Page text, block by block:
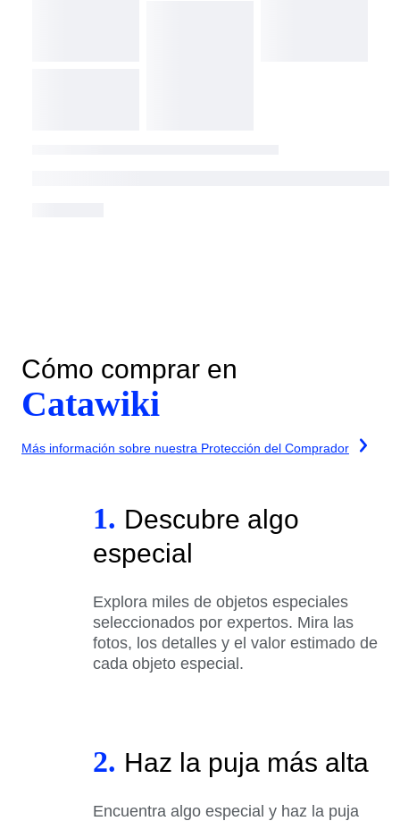
Cómo comprar en
Catawiki
Más información sobre nuestra Protección del Comprador
1. Descubre algo
especial
Explora miles de objetos especiales
seleccionados por expertos. Mira las
fotos, los detalles y el valor estimado de
cada objeto especial.
2. Haz la puja más alta
Encuentra algo especial y haz la puja